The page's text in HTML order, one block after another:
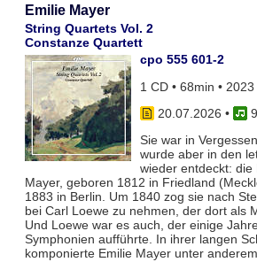
Emilie Mayer
String Quartets Vol. 2
Constanze Quartett
cpo 555 601-2
1 CD • 68min • 2023
20.07.2026 •
Sie war in
wurde aber in den
wieder entdeckt: die
Mayer, geboren 1812 in Friedland
1883 in Berlin. Um 1840 zog sie nach
bei Carl Loewe zu nehmen, der dort als
Und Loewe war es auch, der einige
Symphonien aufführte. In ihrer langen
komponierte Emilie Mayer unter